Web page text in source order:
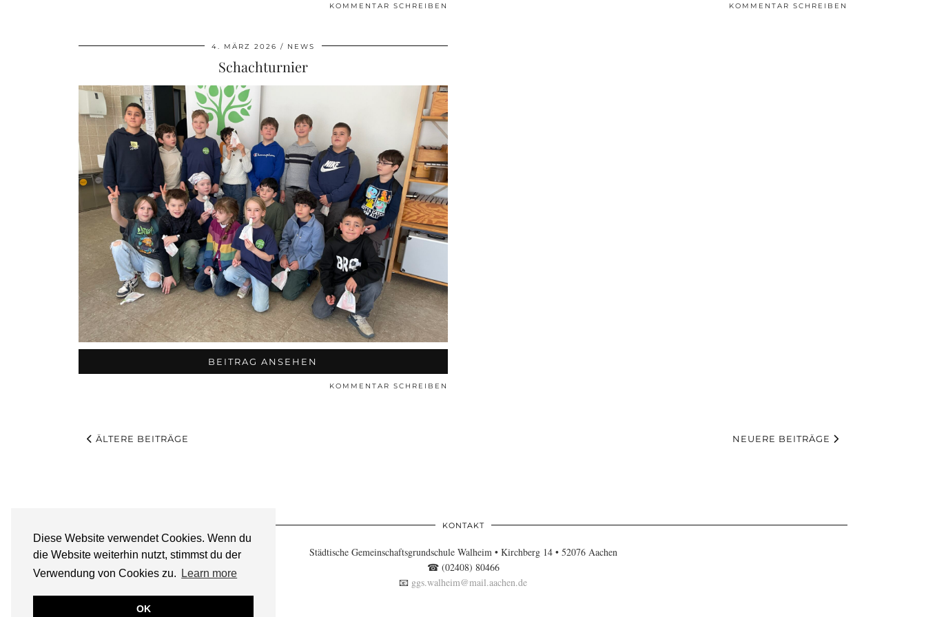
Diese Website verwendet Cookies. Wenn du
die Website weiterhin nutzt, stimmst du der
Verwendung von Cookies zu.
Learn more
OK
KOMMENTAR SCHREIBEN KOMMENTAR SCHREIBEN
4. MÄRZ 2026 NEWS
Schachturnier
BEITRAG ANSEHEN
KOMMENTAR SCHREIBEN
ÄLTERE BEITRÄGE NEUERE BEITRÄGE
KONTAKT
Städtische Gemeinschaftsgrundschule Walheim • Kirchberg 14 • 52076 Aachen
☎ (02408) 80466
📧 ggs.walheim@mail.aachen.de